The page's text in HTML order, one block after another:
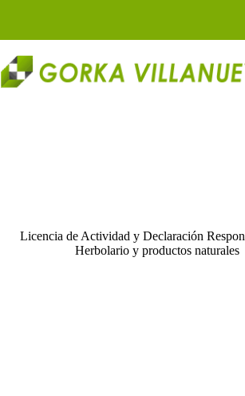
Licencia de Actividad y Declaración
Herbolario y productos naturales